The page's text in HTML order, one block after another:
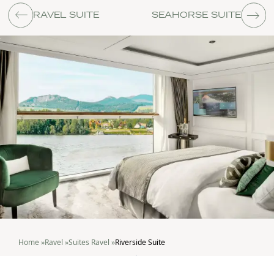
RAVEL SUITE SEAHORSE SUITE
Home »Ravel »Suites Ravel »Riverside Suite